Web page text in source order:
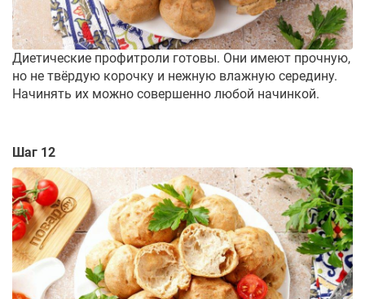
Диетические профитроли готовы. Они имеют прочную,
но не твёрдую корочку и нежную влажную середину.
Начинять их можно совершенно любой начинкой.
Шаг 12